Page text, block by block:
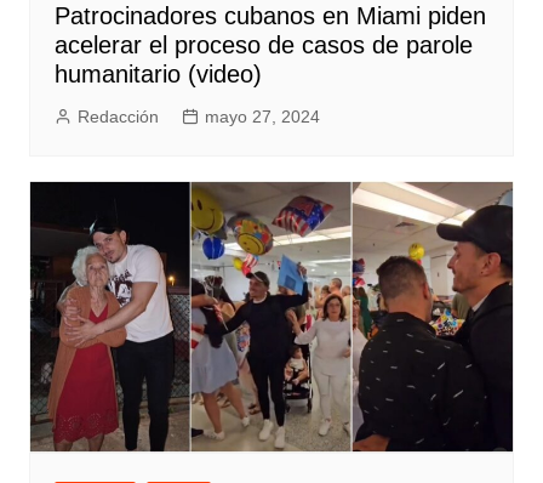
Patrocinadores cubanos en Miami piden
acelerar el proceso de casos de parole
humanitario (video)
Redacción mayo 27, 2024